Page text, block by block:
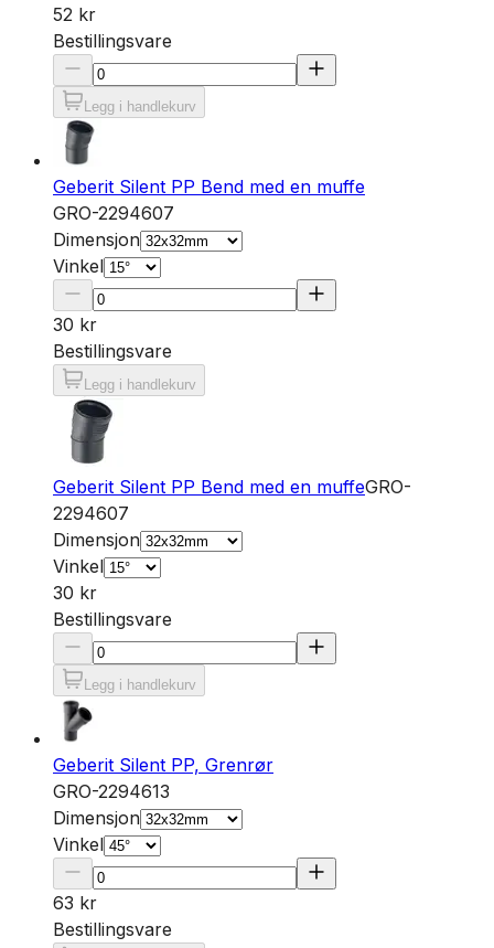
52 kr
Bestillingsvare
Legg i handlekurv
Geberit Silent PP Bend med en muffe
GRO-2294607
Dimensjon
Vinkel
30 kr
Bestillingsvare
Legg i handlekurv
Geberit Silent PP Bend med en muffeGRO-
2294607
Dimensjon
Vinkel
30 kr
Bestillingsvare
Legg i handlekurv
Geberit Silent PP, Grenrør
GRO-2294613
Dimensjon
Vinkel
63 kr
Bestillingsvare